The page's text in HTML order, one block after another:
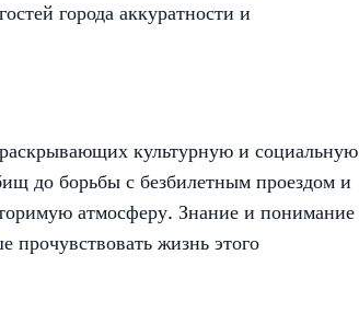
города аккуратности и
культурную и социальную
до борьбы с безбилетным проездом и
атмосферу. Знание и понимание
прочувствовать жизнь этого